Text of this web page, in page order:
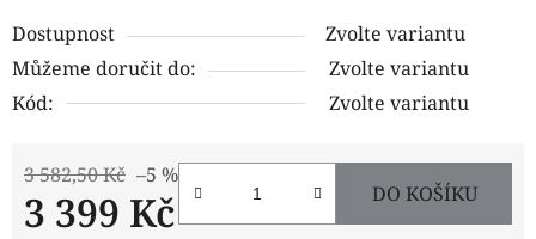
Dostupnost
Zvolte variantu
Můžeme doručit do:
Zvolte variantu
Kód:
Zvolte variantu
3 582,50 Kč –5 %
3 399 Kč DO KOŠÍKU